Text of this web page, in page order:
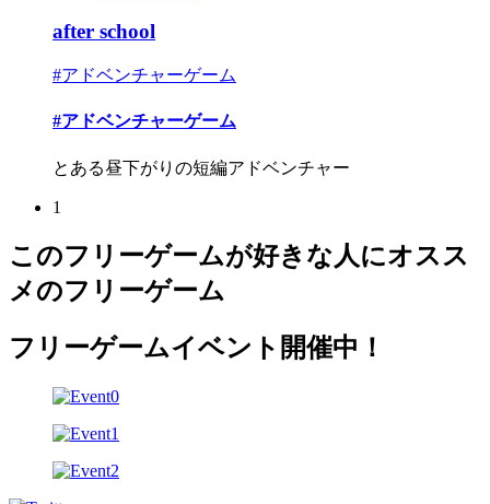
after school
#アドベンチャーゲーム
#アドベンチャーゲーム
とある昼下がりの短編アドベンチャー
1
このフリーゲームが好きな人にオスス
メのフリーゲーム
フリーゲームイベント開催中！